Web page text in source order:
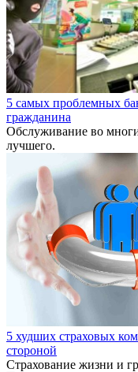
5 самых проблемных
гражданина
Обслуживание во
лучшего.
5 худших страховых
стороной
Страхование жизни и